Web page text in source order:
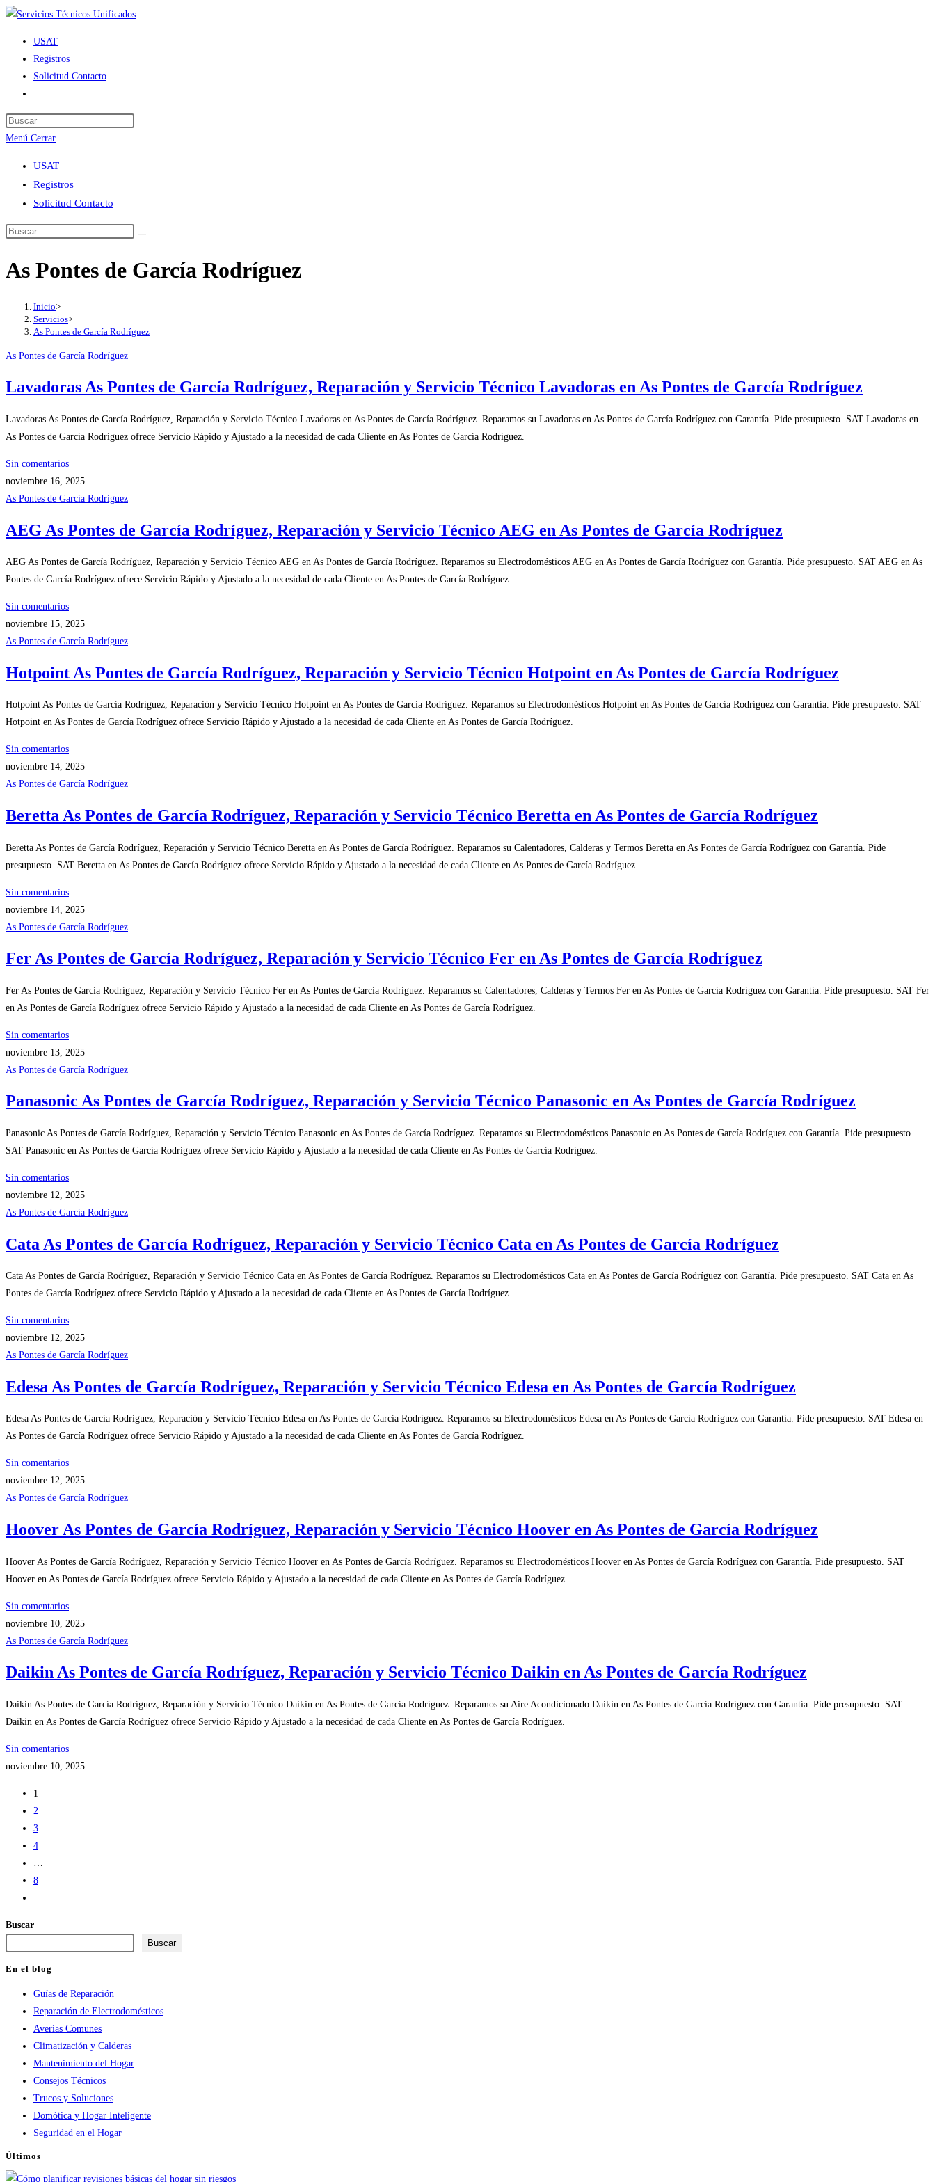
Ir
contenido
USAT
Registros
Solicitud Contacto
de
la
web
Menú Cerrar
USAT
Registros
Solicitud Contacto
As Pontes de García Rodríguez
Inicio>
Servicios>
As Pontes de García Rodríguez
As Pontes de García Rodríguez
Lavadoras As Pontes de García Rodríguez, Reparación y Servicio Técnico Lavadoras en As Pontes de García Rodríguez
Lavadoras As Pontes de García Rodríguez, Reparación y Servicio Técnico Lavadoras en As Pontes de García Rodríguez. Reparamos su Lavadoras en As Pontes de García Rodríguez con Garantía. Pide presupuesto. SAT Lavadoras en
As Pontes de García Rodríguez ofrece Servicio Rápido y Ajustado a la necesidad de cada Cliente en As Pontes de García Rodríguez.
Sin comentarios
noviembre 16, 2025
As Pontes de García Rodríguez
AEG As Pontes de García Rodríguez, Reparación y Servicio Técnico AEG en As Pontes de García Rodríguez
AEG As Pontes de García Rodríguez, Reparación y Servicio Técnico AEG en As Pontes de García Rodríguez. Reparamos su Electrodomésticos AEG en As Pontes de García Rodríguez con Garantía. Pide presupuesto. SAT AEG en As
Pontes de García Rodríguez ofrece Servicio Rápido y Ajustado a la necesidad de cada Cliente en As Pontes de García Rodríguez.
Sin comentarios
noviembre 15, 2025
As Pontes de García Rodríguez
Hotpoint As Pontes de García Rodríguez, Reparación y Servicio Técnico Hotpoint en As Pontes de García Rodríguez
Hotpoint As Pontes de García Rodríguez, Reparación y Servicio Técnico Hotpoint en As Pontes de García Rodríguez. Reparamos su Electrodomésticos Hotpoint en As Pontes de García Rodríguez con Garantía. Pide presupuesto. SAT
Hotpoint en As Pontes de García Rodríguez ofrece Servicio Rápido y Ajustado a la necesidad de cada Cliente en As Pontes de García Rodríguez.
Sin comentarios
noviembre 14, 2025
As Pontes de García Rodríguez
Beretta As Pontes de García Rodríguez, Reparación y Servicio Técnico Beretta en As Pontes de García Rodríguez
Beretta As Pontes de García Rodríguez, Reparación y Servicio Técnico Beretta en As Pontes de García Rodríguez. Reparamos su Calentadores, Calderas y Termos Beretta en As Pontes de García Rodríguez con Garantía. Pide
presupuesto. SAT Beretta en As Pontes de García Rodríguez ofrece Servicio Rápido y Ajustado a la necesidad de cada Cliente en As Pontes de García Rodríguez.
Sin comentarios
noviembre 14, 2025
As Pontes de García Rodríguez
Fer As Pontes de García Rodríguez, Reparación y Servicio Técnico Fer en As Pontes de García Rodríguez
Fer As Pontes de García Rodríguez, Reparación y Servicio Técnico Fer en As Pontes de García Rodríguez. Reparamos su Calentadores, Calderas y Termos Fer en As Pontes de García Rodríguez con Garantía. Pide presupuesto. SAT Fer
en As Pontes de García Rodríguez ofrece Servicio Rápido y Ajustado a la necesidad de cada Cliente en As Pontes de García Rodríguez.
Sin comentarios
noviembre 13, 2025
As Pontes de García Rodríguez
Panasonic As Pontes de García Rodríguez, Reparación y Servicio Técnico Panasonic en As Pontes de García Rodríguez
Panasonic As Pontes de García Rodríguez, Reparación y Servicio Técnico Panasonic en As Pontes de García Rodríguez. Reparamos su Electrodomésticos Panasonic en As Pontes de García Rodríguez con Garantía. Pide presupuesto.
SAT Panasonic en As Pontes de García Rodríguez ofrece Servicio Rápido y Ajustado a la necesidad de cada Cliente en As Pontes de García Rodríguez.
Sin comentarios
noviembre 12, 2025
As Pontes de García Rodríguez
Cata As Pontes de García Rodríguez, Reparación y Servicio Técnico Cata en As Pontes de García Rodríguez
Cata As Pontes de García Rodríguez, Reparación y Servicio Técnico Cata en As Pontes de García Rodríguez. Reparamos su Electrodomésticos Cata en As Pontes de García Rodríguez con Garantía. Pide presupuesto. SAT Cata en As
Pontes de García Rodríguez ofrece Servicio Rápido y Ajustado a la necesidad de cada Cliente en As Pontes de García Rodríguez.
Sin comentarios
noviembre 12, 2025
As Pontes de García Rodríguez
Edesa As Pontes de García Rodríguez, Reparación y Servicio Técnico Edesa en As Pontes de García Rodríguez
Edesa As Pontes de García Rodríguez, Reparación y Servicio Técnico Edesa en As Pontes de García Rodríguez. Reparamos su Electrodomésticos Edesa en As Pontes de García Rodríguez con Garantía. Pide presupuesto. SAT Edesa en
As Pontes de García Rodríguez ofrece Servicio Rápido y Ajustado a la necesidad de cada Cliente en As Pontes de García Rodríguez.
Sin comentarios
noviembre 12, 2025
As Pontes de García Rodríguez
Hoover As Pontes de García Rodríguez, Reparación y Servicio Técnico Hoover en As Pontes de García Rodríguez
Hoover As Pontes de García Rodríguez, Reparación y Servicio Técnico Hoover en As Pontes de García Rodríguez. Reparamos su Electrodomésticos Hoover en As Pontes de García Rodríguez con Garantía. Pide presupuesto. SAT
Hoover en As Pontes de García Rodríguez ofrece Servicio Rápido y Ajustado a la necesidad de cada Cliente en As Pontes de García Rodríguez.
Sin comentarios
noviembre 10, 2025
As Pontes de García Rodríguez
Daikin As Pontes de García Rodríguez, Reparación y Servicio Técnico Daikin en As Pontes de García Rodríguez
Daikin As Pontes de García Rodríguez, Reparación y Servicio Técnico Daikin en As Pontes de García Rodríguez. Reparamos su Aire Acondicionado Daikin en As Pontes de García Rodríguez con Garantía. Pide presupuesto. SAT
Daikin en As Pontes de García Rodríguez ofrece Servicio Rápido y Ajustado a la necesidad de cada Cliente en As Pontes de García Rodríguez.
Sin comentarios
noviembre 10, 2025
1
2
3
4
8
la
página
siguiente
Buscar
Buscar
En el blog
Guías de Reparación
Reparación de Electrodomésticos
Averías Comunes
Climatización y Calderas
Mantenimiento del Hogar
Consejos Técnicos
Trucos y Soluciones
Domótica y Hogar Inteligente
Seguridad en el Hogar
Últimos